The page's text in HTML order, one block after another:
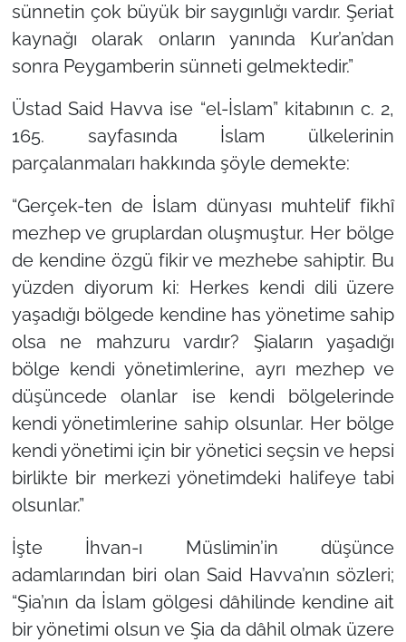
sünnetin çok büyük bir saygınlığı vardır. Şeriat
kaynağı olarak onların yanında Kur’an’dan
sonra Peygamberin sünneti gelmektedir.”
Üstad Said Havva ise “el-İslam” kitabının c. 2,
165. sayfasında İslam ülkelerinin
parçalanmaları hakkında şöyle demekte:
“Gerçek-ten de İslam dünyası muhtelif fikhî
mezhep ve gruplardan oluşmuştur. Her bölge
de kendine özgü fikir ve mezhebe sahiptir. Bu
yüzden diyorum ki: Herkes kendi dili üzere
yaşadığı bölgede kendine has yönetime sahip
olsa ne mahzuru vardır? Şiaların yaşadığı
bölge kendi yönetimlerine, ayrı mezhep ve
düşüncede olanlar ise kendi bölgelerinde
kendi yönetimlerine sahip olsunlar. Her bölge
kendi yönetimi için bir yönetici seçsin ve hepsi
birlikte bir merkezi yönetimdeki halifeye tabi
olsunlar.”
İşte İhvan-ı Müslimin’in düşünce
adamlarından biri olan Said Havva’nın sözleri;
“Şia’nın da İslam gölgesi dâhilinde kendine ait
bir yönetimi olsun ve Şia da dâhil olmak üzere